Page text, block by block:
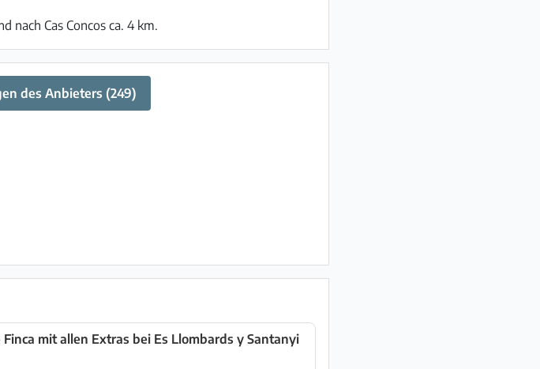
nach Cas Concos ca. 4 km.
des Anbieters (249)
mit allen Extras bei Es Llombards y Santanyi